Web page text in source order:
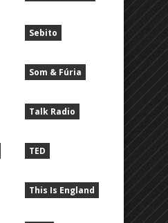
Sebito
Som & Fúria
Talk Radio
TED
This Is England